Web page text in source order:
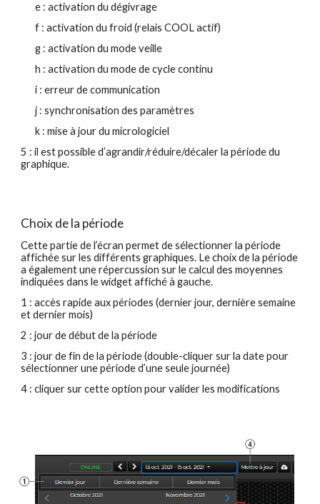
e : activation du dégivrage
f : activation du froid (relais COOL actif)
g : activation du mode veille
h : activation du mode de cycle continu
i : erreur de communication
j : synchronisation des paramètres
k : mise à jour du micrologiciel
5 : il est possible d’agrandir/réduire/décaler la période du
graphique.
Choix de la période
Cette partie de l’écran permet de sélectionner la période
affichée sur les différents graphiques. Le choix de la période
a également une répercussion sur le calcul des moyennes
indiquées dans le widget affiché à gauche.
1 : accès rapide aux périodes (dernier jour, dernière semaine
et dernier mois)
2 : jour de début de la période
3 : jour de fin de la période (double-cliquer sur la date pour
sélectionner une période d’une seule journée)
4 : cliquer sur cette option pour valider les modifications